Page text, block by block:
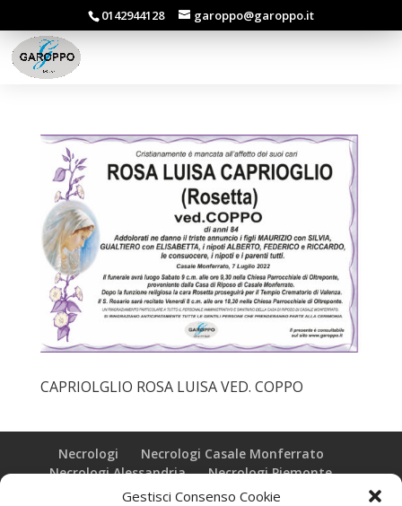
Gestisci Consenso Cookie
0142944128 garoppo@garoppo.it
CAPRIOLGLIO ROSA LUISA VED. COPPO
Necrologi
Necrologi Casale Monferrato
Necrologi Alessandria
Necrologi Piemonte